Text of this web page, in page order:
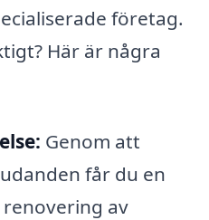
företag.
Här är några
Genom att
får du en
av